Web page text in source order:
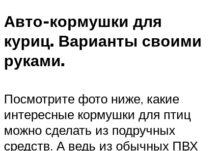
Авто-кормушки для
куриц. Варианты своими
руками.
Посмотрите фото ниже, какие
интересные кормушки для птиц
можно сделать из подручных
средств. А ведь из обычных ПВХ